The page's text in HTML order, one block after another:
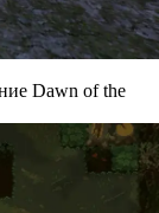
Dawn of the